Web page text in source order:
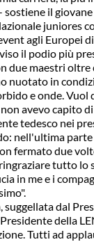
sostiene il
juniores
agli Europei
il podio più
due maestri oltre
nuotato in
e onde. Vuol
avevo capito
tedesco nei
nell'ultima
fermato due
tutto lo
in me e i
suggellata dal
della
Tutti ad